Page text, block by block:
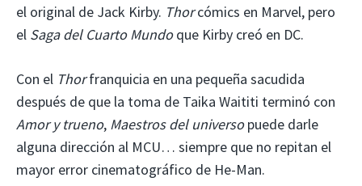
el original de Jack Kirby. Thorcómics en Marvel, pero
el Saga del Cuarto Mundoque Kirby creó en DC.
Con el Thorfranquicia en una pequeña sacudida
después de que la toma de Taika Waititi terminó con
Amor y trueno, Maestros del universopuede darle
alguna dirección al MCU… siempre que no repitan el
mayor error cinematográfico de He-Man.